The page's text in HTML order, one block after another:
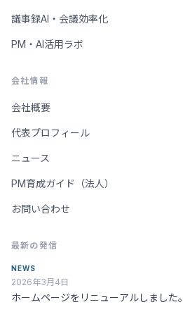
議事録AI・会議効率化
PM・AI活用ラボ
会社情報
会社概要
代表プロフィール
ニュース
PM育成ガイド（法人）
お問い合わせ
最新の発信
NEWS
2026年3月4日
ホームページをリニューアルしました。